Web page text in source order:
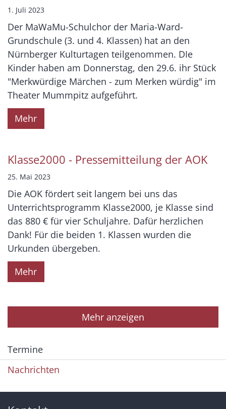
1. Juli 2023
Der MaWaMu-Schulchor der Maria-Ward-
Grundschule (3. und 4. Klassen) hat an den
Nürnberger Kulturtagen teilgenommen. DIe
Kinder haben am Donnerstag, den 29.6. ihr Stück
"Merkwürdige Märchen - zum Merken würdig" im
Theater Mummpitz aufgeführt.
Mehr
Klasse2000 - Pressemitteilung der AOK
25. Mai 2023
Die AOK fördert seit langem bei uns das
Unterrichtsprogramm Klasse2000, je Klasse sind
das 880 € für vier Schuljahre. Dafür herzlichen
Dank! Für die beiden 1. Klassen wurden die
Urkunden übergeben.
Mehr
Mehr anzeigen
Termine
Nachrichten